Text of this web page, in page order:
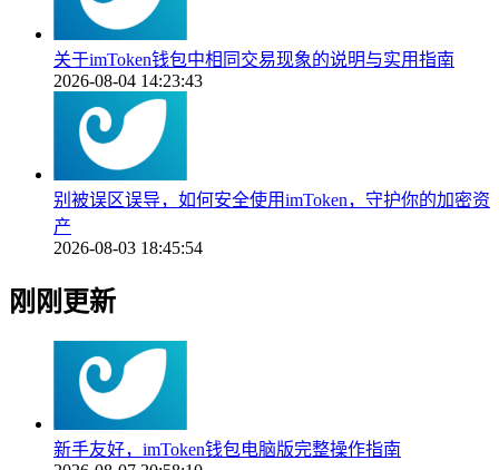
关于imToken钱包中相同交易现象的说明与实用指南
2026-08-04 14:23:43
别被误区误导，如何安全使用imToken，守护你的加密资
产
2026-08-03 18:45:54
刚刚更新
新手友好，imToken钱包电脑版完整操作指南